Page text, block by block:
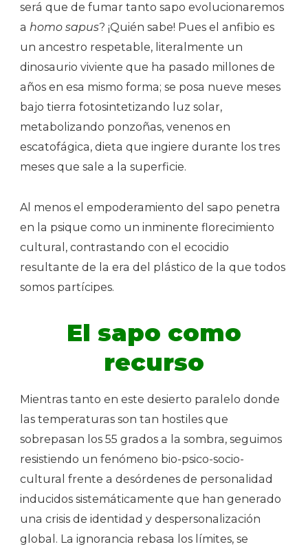
será que de fumar tanto sapo evolucionaremos
a homo sapus? ¡Quién sabe! Pues el anfibio es
un ancestro respetable, literalmente un
dinosaurio viviente que ha pasado millones de
años en esa mismo forma; se posa nueve meses
bajo tierra fotosintetizando luz solar,
metabolizando ponzoñas, venenos en
escatofágica, dieta que ingiere durante los tres
meses que sale a la superficie.
Al menos el empoderamiento del sapo penetra
en la psique como un inminente florecimiento
cultural, contrastando con el ecocidio
resultante de la era del plástico de la que todos
somos partícipes.
El sapo como
recurso
Mientras tanto en este desierto paralelo donde
las temperaturas son tan hostiles que
sobrepasan los 55 grados a la sombra, seguimos
resistiendo un fenómeno bio-psico-socio-
cultural frente a desórdenes de personalidad
inducidos sistemáticamente que han generado
una crisis de identidad y despersonalización
global. La ignorancia rebasa los límites, se